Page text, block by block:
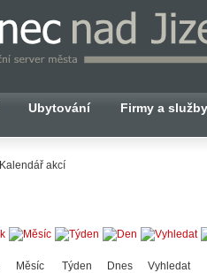
Ubytování Firmy a služby
Kalendář akcí
Měsíc Týden Dnes Vyhledat